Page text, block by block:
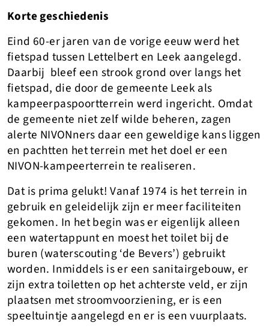
Korte geschiedenis
Eind 60-er jaren van de vorige eeuw werd het
fietspad tussen Lettelbert en Leek aangelegd.
Daarbij bleef een strook grond over langs het
fietspad, die door de gemeente Leek als
kampeerpaspoortterrein werd ingericht. Omdat
de gemeente niet zelf wilde beheren, zagen
alerte NIVONners daar een geweldige kans liggen
en pachtten het terrein met het doel er een
NIVON-kampeerterrein te realiseren.
Dat is prima gelukt! Vanaf 1974 is het terrein in
gebruik en geleidelijk zijn er meer faciliteiten
gekomen. In het begin was er eigenlijk alleen
een watertappunt en moest het toilet bij de
buren (waterscouting ‘de Bevers’) gebruikt
worden. Inmiddels is er een sanitairgebouw, er
zijn extra toiletten op het achterste veld, er zijn
plaatsen met stroomvoorziening, er is een
speeltuintje aangelegd en er is een vuurplaats.